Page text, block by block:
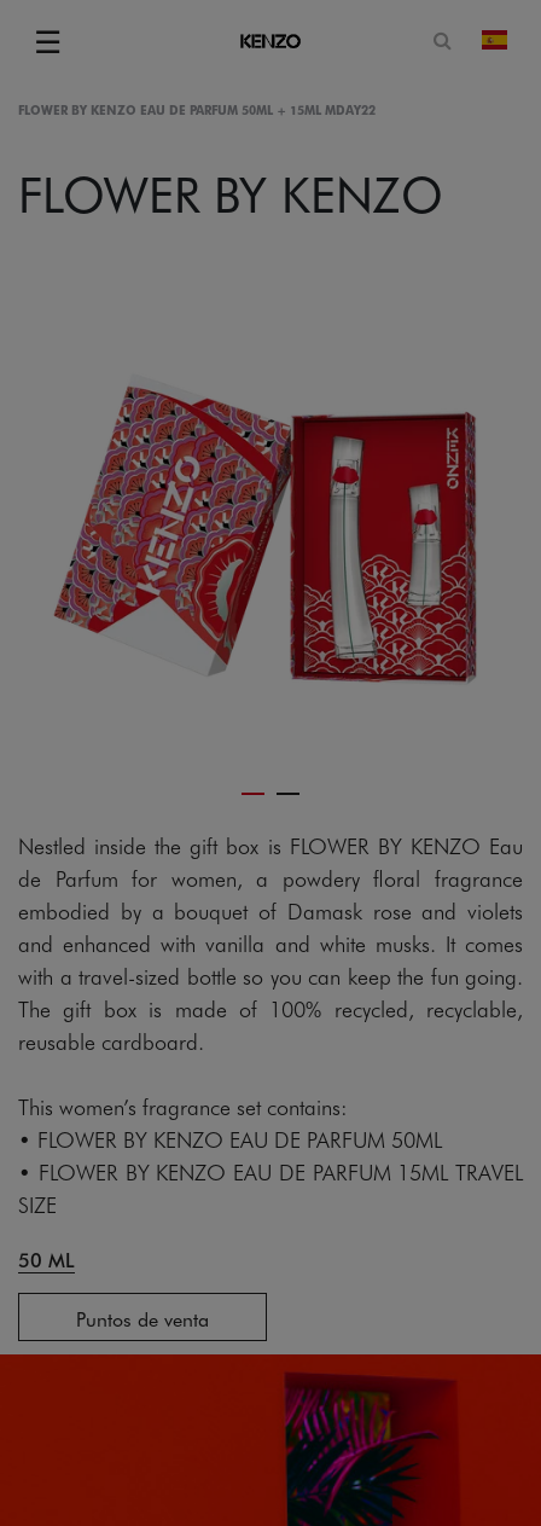
☰
Menu
Abrir
FLOWER BY KENZO EAU DE PARFUM 50ML + 15ML MDAY22
FLOWER BY KENZO
Nestled inside the gift box is FLOWER BY KENZO Eau
de Parfum for women, a powdery floral fragrance
embodied by a bouquet of Damask rose and violets
and enhanced with vanilla and white musks. It comes
with a travel-sized bottle so you can keep the fun going.
The gift box is made of 100% recycled, recyclable,
reusable cardboard.
This women’s fragrance set contains:
• FLOWER BY KENZO EAU DE PARFUM 50ML
• FLOWER BY KENZO EAU DE PARFUM 15ML TRAVEL
SIZE
50 ML
Puntos de venta